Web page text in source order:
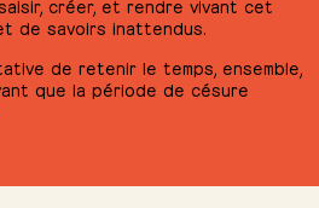
créer, et rendre vivant cet
de savoirs inattendus.
de retenir le temps, ensemble,
que la période de césure